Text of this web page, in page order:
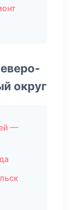
округ
—